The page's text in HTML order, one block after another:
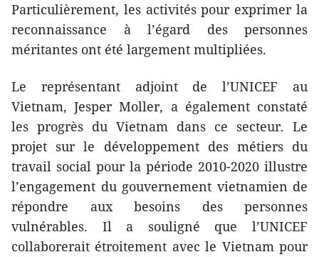
Particulièrement, les activités pour exprimer la
reconnaissance à l’égard des personnes
méritantes ont été largement multipliées.
Le représentant adjoint de l’UNICEF au
Vietnam, Jesper Moller, a également constaté
les progrès du Vietnam dans ce secteur. Le
projet sur le développement des métiers du
travail social pour la période 2010-2020 illustre
l’engagement du gouvernement vietnamien de
répondre aux besoins des personnes
vulnérables. Il a souligné que l’UNICEF
collaborerait étroitement avec le Vietnam pour